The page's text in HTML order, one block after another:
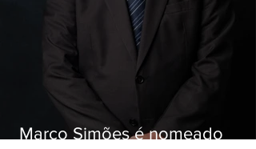
Marco Simões é nomeado